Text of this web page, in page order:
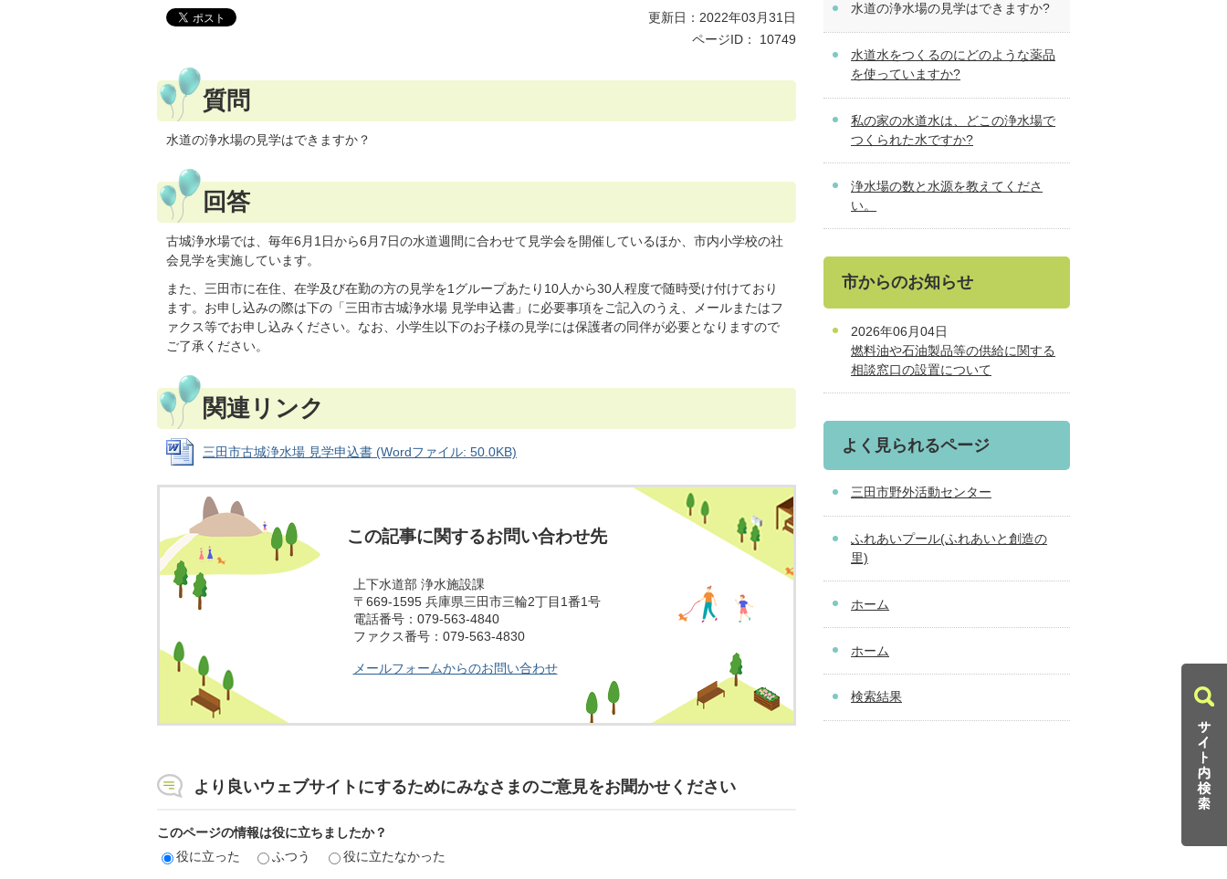
更新日：2022年03月31日
ページID：
10749
質問
水道の浄水場の見学はできますか？
回答
古城浄水場では、毎年6月1日から6月7日の水道週間に合わせて見学会を開催しているほか、市内小学校の社
会見学を実施しています。
また、三田市に在住、在学及び在勤の方の見学を1グループあたり10人から30人程度で随時受け付けており
ます。お申し込みの際は下の「三田市古城浄水場 見学申込書」に必要事項をご記入のうえ、メールまたはフ
ァクス等でお申し込みください。なお、小学生以下のお子様の見学には保護者の同伴が必要となりますので
ご了承ください。
関連リンク
三田市古城浄水場 見学申込書 (Wordファイル: 50.0KB)
この記事に関するお問い合わせ先
上下水道部 浄水施設課
〒669-1595 兵庫県三田市三輪2丁目1番1号
電話番号：079-563-4840
ファクス番号：079-563-4830
メールフォームからのお問い合わせ
より良いウェブサイトにするためにみなさまのご意見をお聞かせください
このページの情報は役に立ちましたか？
役に立った
ふつう 役に立たなかった
水道の浄水場の見学はできますか?
水道水をつくるのにどのような薬品
を使っていますか?
私の家の水道水は、どこの浄水場で
つくられた水ですか?
浄水場の数と水源を教えてくださ
い。
市からのお知らせ
2026年06月04日
燃料油や石油製品等の供給に関する
相談窓口の設置について
よく見られるページ
三田市野外活動センター
ふれあいプール(ふれあいと創造の
里)
ホーム
ホーム
検索結果